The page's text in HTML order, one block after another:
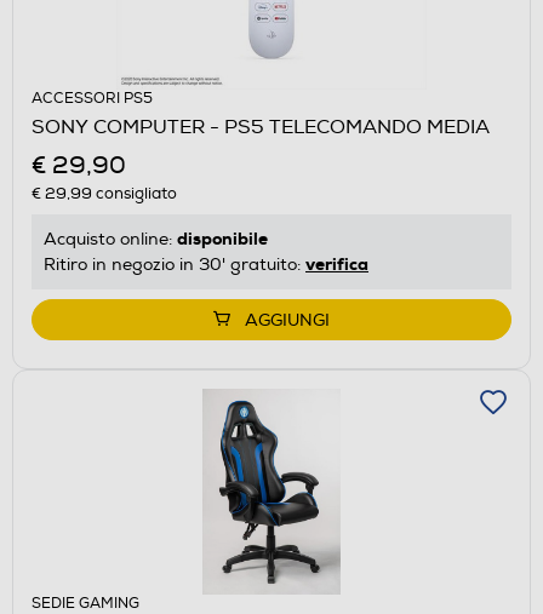
ACCESSORI PS5
SONY COMPUTER - PS5 TELECOMANDO MEDIA
€ 29,90
€ 29,99 consigliato
Acquisto online: disponibile
Ritiro in negozio in 30' gratuito: verifica
AGGIUNGI
SEDIE GAMING